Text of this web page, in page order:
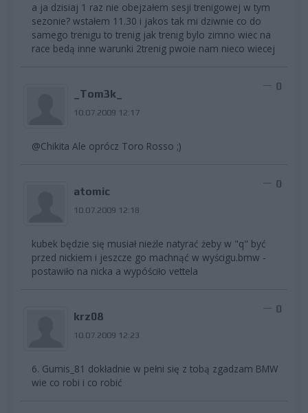
a ja dzisiaj 1 raz nie obejzałem sesji trenigowej w tym
sezonie? wstałem 11.30 i jakos tak mi dziwnie co do
samego trenigu to trenig jak trenig bylo zimno wiec na
race bedą inne warunki 2trenig pwoie nam nieco wiecej
_Tom3k_
10.07.2009 12:17
0
@Chikita Ale oprócz Toro Rosso ;)
atomic
10.07.2009 12:18
0
kubek będzie się musiał nieżle natyrać żeby w "q" być
przed nickiem i jeszcze go machnąć w wyścigu.bmw -
postawiło na nicka a wypóściło vettela
krz08
10.07.2009 12:23
0
6. Gumis_81 dokładnie w pełni się z tobą zgadzam BMW
wie co robi i co robić